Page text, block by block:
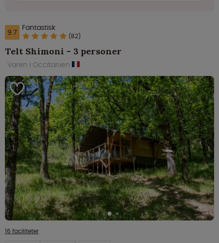
9.7 Fantastisk
(82)
Telt Shimoni - 3 personer
Varen i Occitanien
16 faciliteter